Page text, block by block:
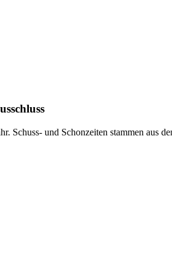
Schuss- und Schonzeiten stammen aus